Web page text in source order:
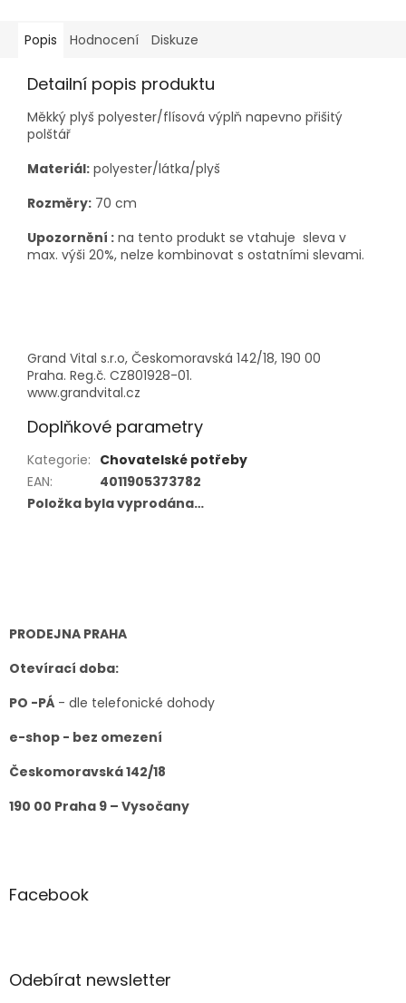
Popis Hodnocení Diskuze
Detailní popis produktu
Měkký plyš polyester/flísová výplň napevno přišitý
polštář
Materiál: polyester/látka/plyš
Rozměry: 70 cm
Upozornění : na tento produkt se vtahuje sleva v
max. výši 20%, nelze kombinovat s ostatními slevami.
Grand Vital s.r.o, Českomoravská 142/18, 190 00
Praha. Reg.č. CZ801928-01.
www.grandvital.cz
Doplňkové parametry
Kategorie: Chovatelské potřeby
EAN:
4011905373782
Položka byla vyprodána…
PRODEJNA PRAHA
Otevírací doba:
PO -PÁ - dle telefonické dohody
e-shop - bez omezení
Českomoravská 142/18
190 00 Praha 9 – Vysočany
Facebook
Odebírat newsletter